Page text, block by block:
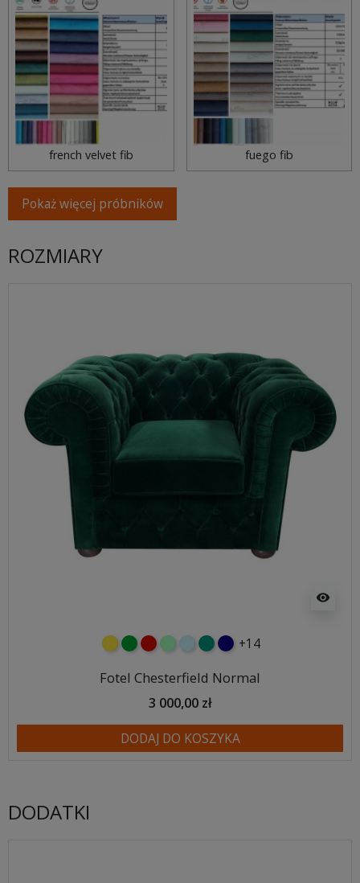
french velvet fib fuego fib
Pokaż więcej próbników
ROZMIARY
visibility
żółtyzielonyczerwony
miętowybłękitnyturkusowy
granatowy
+14
Fotel Chesterfield Normal
3 000,00 zł
DODAJ DO KOSZYKA
DODATKI